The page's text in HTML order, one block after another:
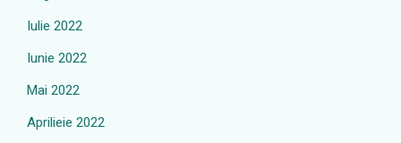
Iulie 2022
Iunie 2022
Mai 2022
Aprilieie 2022